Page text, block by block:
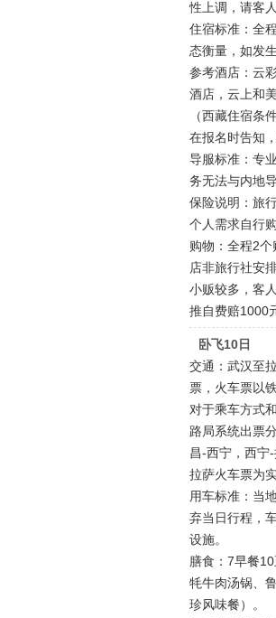
性上调，请客
住宿标准：全
态衡量，如发
参考酒店：云
酒店，云上和美
（西藏住宿条
在报名时告知
导服标准：专
务无法与内地
保险说明：旅
个人需求自行
购物：全程2
店非旅行社安
小贩较多，客
推自费赔1000
卧飞10日
交通：武汉至
票，火车票以
对于乘车方式
路局系统出票
昌-西宁，西宁
拉萨火车票为
用车标准：当
弃当日行程，
设施。
膳食：7早餐
牦牛肉汤锅、
珍风味餐）。